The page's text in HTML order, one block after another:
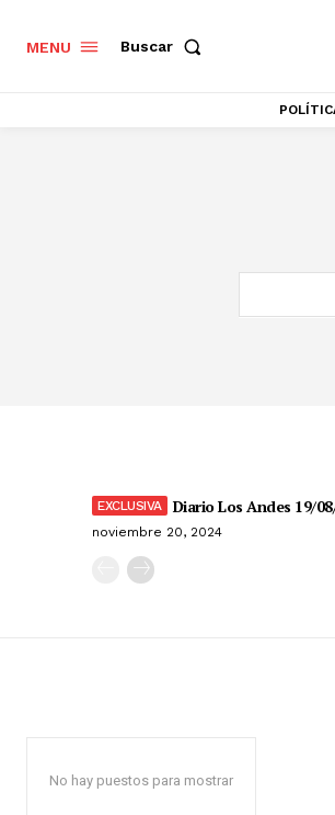
MENU Buscar
Diario Los Andes 19/
noviembre 20, 2024
No hay puestos para mostrar